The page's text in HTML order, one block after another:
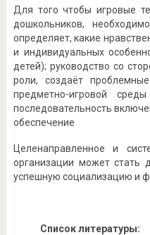
Для того чтобы игровые
дошкольников,
определяет, какие
и индивидуальных
детей); руководство со
роли, создаёт
предметно-игровой
последовательность
обеспечение
Целенаправленное и
организации может стать
успешную социализацию и
Список литературы: